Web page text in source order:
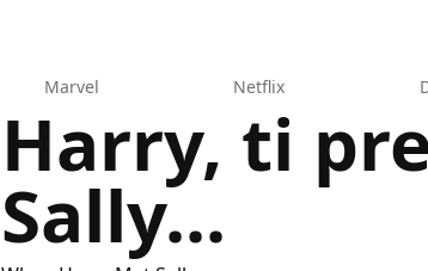
Marvel Netflix
Harry, ti
Sally...